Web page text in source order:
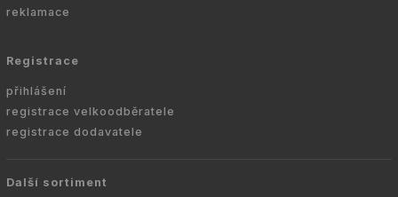
reklamace
Registrace
přihlášení
registrace velkoodběratele
registrace dodavatele
Další sortiment